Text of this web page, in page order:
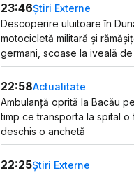
23:46Știri Externe
Descoperire uluitoare în
motocicletă militară și
germani, scoase la iveală
22:58Actualitate
Ambulanță oprită la Bacău
timp ce transporta la spital o
deschis o anchetă
22:25Știri Externe